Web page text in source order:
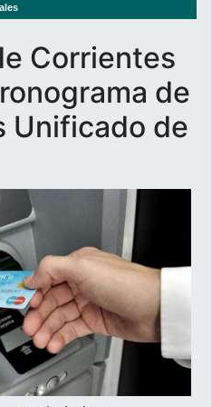
Corrientes
de
Unificado de